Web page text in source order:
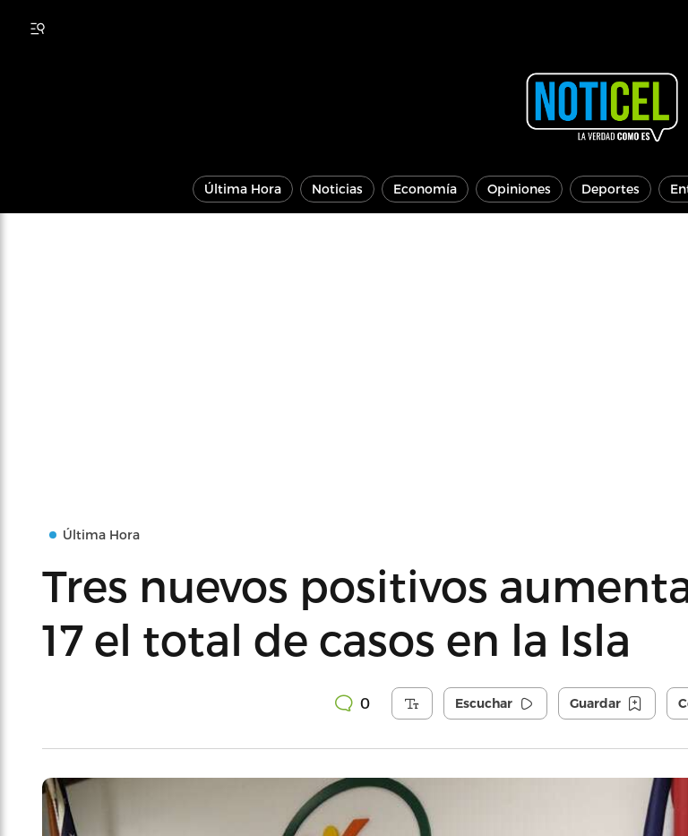
Última Hora Noticias Economía Opiniones Deportes
Última Hora
Tres nuevos positivos
17 el total de casos en la Isla
0 Escuchar Guardar